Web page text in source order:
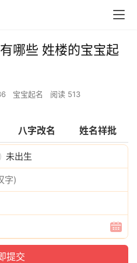
哪些 姓楼的宝宝起
宝宝起名 阅读 513
八字改名 姓名祥批
未出生